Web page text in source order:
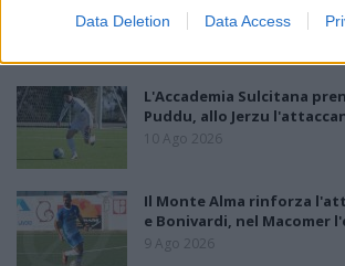
Data Deletion Data Access
nuovi volti e mister Loi a
conduttore
L'Accademia Sulcitana
Puddu, allo Jerzu
10 Ago 2026
Il Monte Alma rinforza
e Bonivardi, nel Macomer
9 Ago 2026